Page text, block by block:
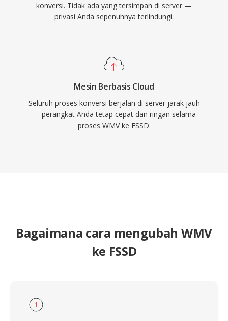
konversi. Tidak ada yang tersimpan di server —
privasi Anda sepenuhnya terlindungi.
Mesin Berbasis Cloud
Seluruh proses konversi berjalan di server jarak jauh
— perangkat Anda tetap cepat dan ringan selama
proses WMV ke FSSD.
Bagaimana cara mengubah WMV
ke FSSD
1